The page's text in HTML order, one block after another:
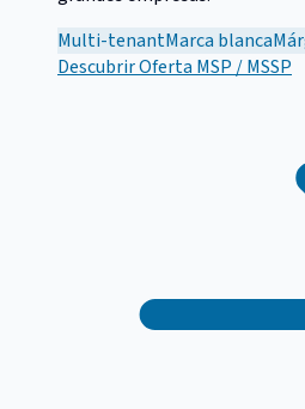
Multi-tenantMarca blanca
DescubrirOferta MSP / MSSP